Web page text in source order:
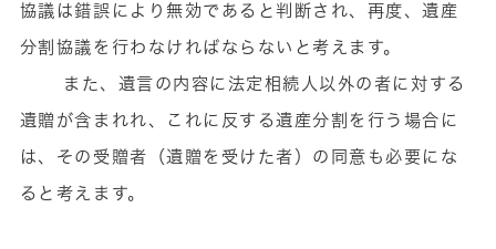
協議は錯誤により無効であると判断され、再度、遺産
分割協議を行わなければならないと考えます。
また、遺言の内容に法定相続人以外の者に対する
遺贈が含まれれ、これに反する遺産分割を行う場合に
は、その受贈者（遺贈を受けた者）の同意も必要にな
ると考えます。